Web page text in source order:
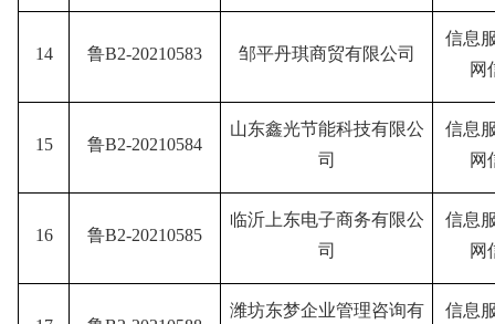
14 鲁B2-20210583 邹平丹琪商贸有限公司
信息
网
15 鲁B2-20210584
山东鑫光节能科技有限公
司
信息
网
16 鲁B2-20210585
临沂上东电子商务有限公
司
信息
网
潍坊东梦企业管理咨询有
信息